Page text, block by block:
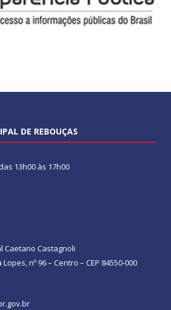
DE REBOUÇAS
13h00 às 17h00
Caetano Castagnoli
nº 96 – Centro – CEP 84550-000